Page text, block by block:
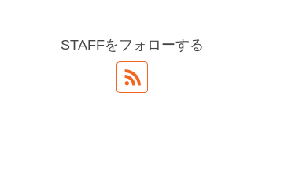
STAFFをフォローする